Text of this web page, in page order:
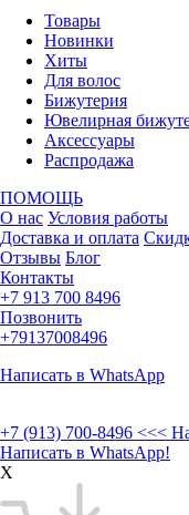
Товары
Новинки
Хиты
Для волос
Бижутерия
Ювелирная
Аксессуары
Распродажа
ПОМОЩЬ
О нас Условия работы
Доставка и оплата
Отзывы Блог
Контакты
+7 913 700 8496
Позвонить
+79137008496
Написать в WhatsApp
+7 (913) 700-8496 <<<
Написать в WhatsApp!
X